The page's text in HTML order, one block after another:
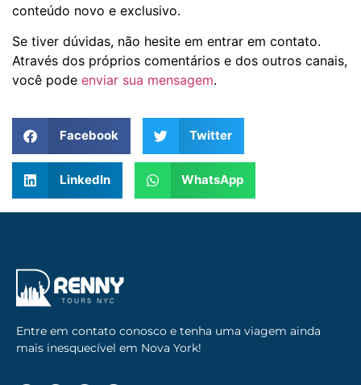
conteúdo novo e exclusivo.
Se tiver dúvidas, não hesite em entrar em contato.
Através dos próprios comentários e dos outros canais,
você pode enviar sua mensagem.
Facebook Twitter
LinkedIn WhatsApp
Entre em contato conosco e tenha uma viagem ainda
mais inesquecível em Nova York!